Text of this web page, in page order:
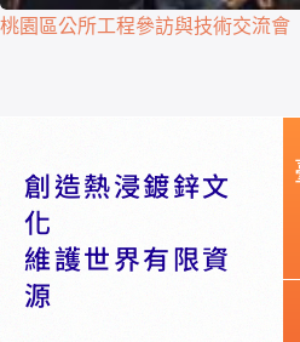
桃園區公所工程參訪與技術交流會
創造熱浸鍍鋅文
化
維護世界有限資
源